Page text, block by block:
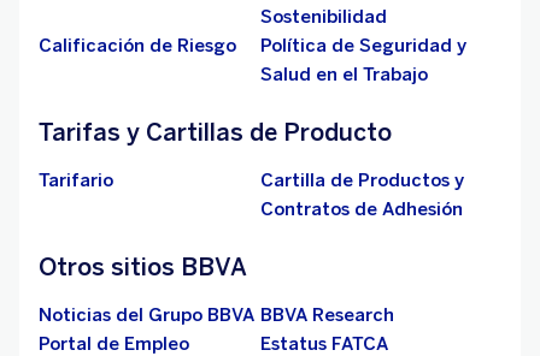
Sostenibilidad
Calificación de Riesgo
Política de Seguridad y
Salud en el Trabajo
Tarifas y Cartillas de Producto
Tarifario
Cartilla de Productos y
Contratos de Adhesión
Otros sitios BBVA
Noticias del Grupo BBVA BBVA Research
Portal de Empleo
Estatus FATCA